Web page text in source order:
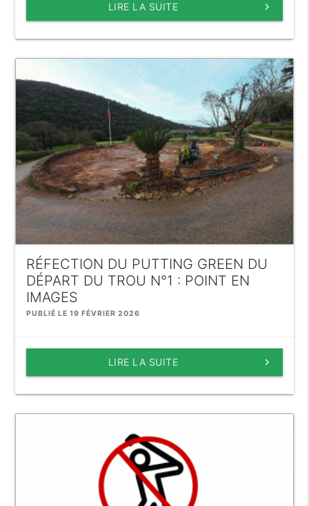
keyboard_arrow_right
LIRE LA SUITE
RÉFECTION DU PUTTING GREEN DU
DÉPART DU TROU N°1 : POINT EN
IMAGES
PUBLIÉ LE 19 FÉVRIER 2026
keyboard_arrow_right
LIRE LA SUITE